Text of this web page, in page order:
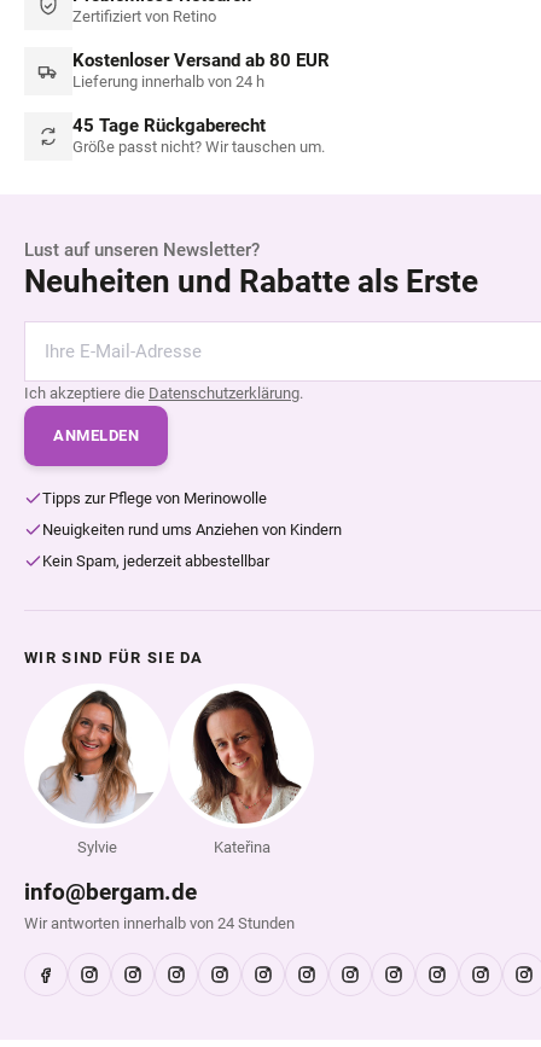
Zertifiziert von Retino
Kostenloser Versand ab 80 EUR
Lieferung innerhalb von 24 h
45 Tage Rückgaberecht
Größe passt nicht? Wir tauschen um.
Lust auf unseren Newsletter?
Neuheiten und Rabatte als Erste
Ich akzeptiere die Datenschutzerklärung.
ANMELDEN
Tipps zur Pflege von Merinowolle
Neuigkeiten rund ums Anziehen von Kindern
Kein Spam, jederzeit abbestellbar
WIR SIND FÜR SIE DA
Sylvie Kateřina
info@bergam.de
Wir antworten innerhalb von 24 Stunden